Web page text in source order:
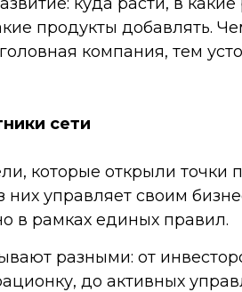
продукты добавлять.
компания, тем
сети
которые открыли точки
управляет своим
в рамках единых правил.
разными: от
до активных